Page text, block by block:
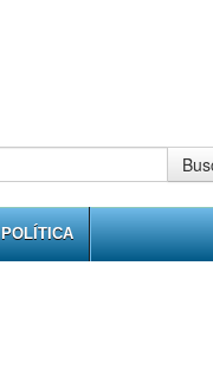
POLÍTICA